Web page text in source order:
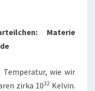
Materie
wie wir
zirka 1032Kelvin.